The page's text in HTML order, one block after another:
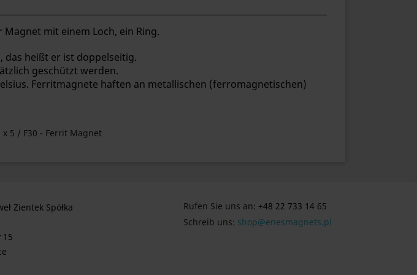
mit einem Loch, ein Ring.
das heißt er ist doppelseitig.
geschützt werden.
Ferritmagnete haften an metallischen (ferromagnetischen)
x 5 / F30 - Ferrit Magnet
Zientek Spółka
15
Rufen Sie uns an: +48 22 733 14 65
Schreib uns: shop@enesmagnets.pl